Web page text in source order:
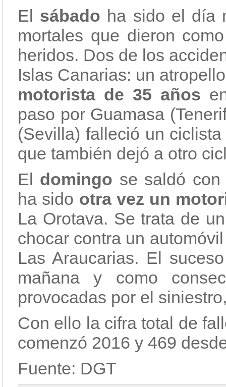
El sábado ha sido el día
mortales que dieron
heridos. Dos de los
Islas Canarias: un
motorista de 35 años
paso por Guamasa
(Sevilla) falleció un
que también dejó a otro
El domingo se saldó
ha sido otra vez un
La Orotava. Se trata de
chocar contra un
Las Araucarias. El
mañana y como
provocadas por el
Con ello la cifra total de
comenzó 2016 y 469
Fuente: DGT